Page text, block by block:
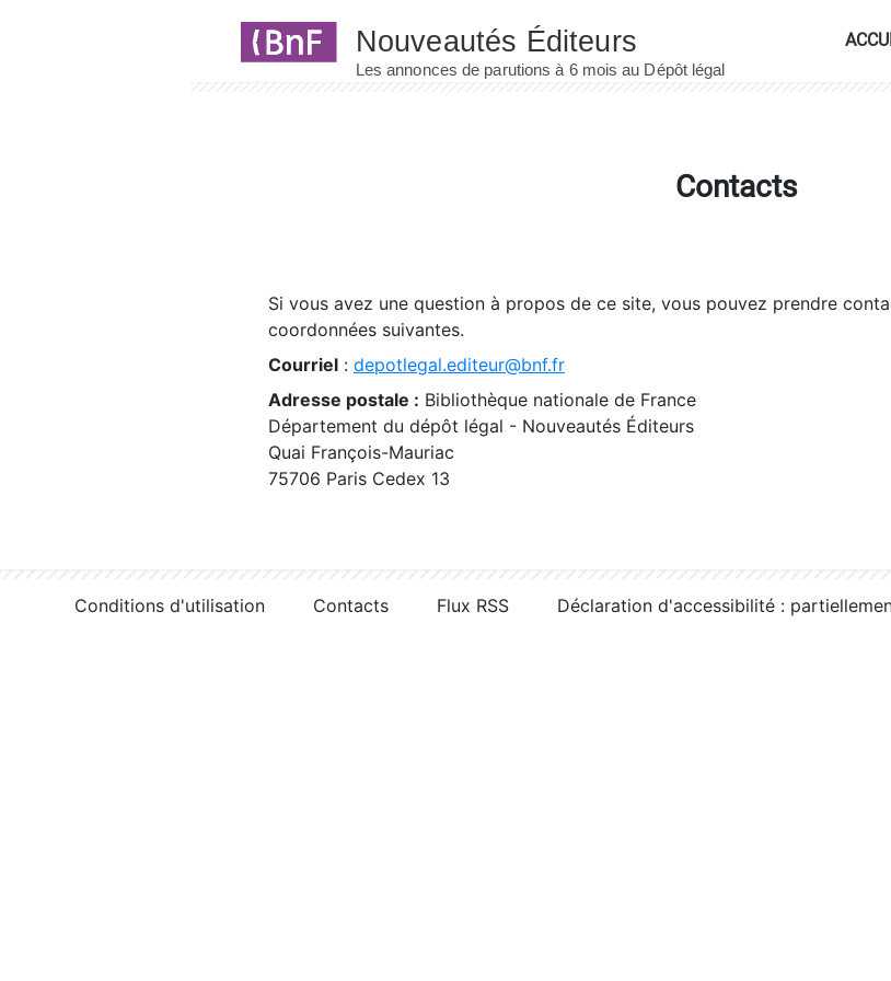
Contacts
Si vous avez une question à propos de ce site, vous pouvez prendre
coordonnées suivantes.
Courriel : depotlegal.editeur@bnf.fr
Adresse postale : Bibliothèque nationale de France
Département du dépôt légal - Nouveautés Éditeurs
Quai François-Mauriac
75706 Paris Cedex 13
Conditions d'utilisation Contacts Flux RSS Déclaration d'accessibilité :